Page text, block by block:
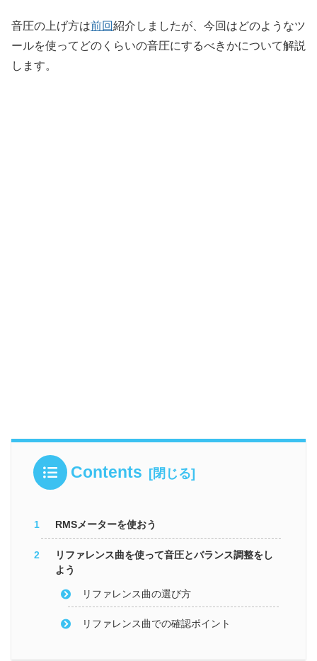
音圧の上げ方は前回紹介しましたが、今回はどのようなツ
ールを使ってどのくらいの音圧にするべきかについて解説
します。
Contents
RMSメーターを使おう
リファレンス曲を使って音圧とバランス調整をし
よう
リファレンス曲の選び方
リファレンス曲での確認ポイント